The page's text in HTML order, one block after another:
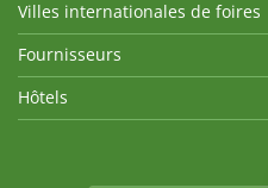
Villes internationales de foires
Fournisseurs
Hôtels